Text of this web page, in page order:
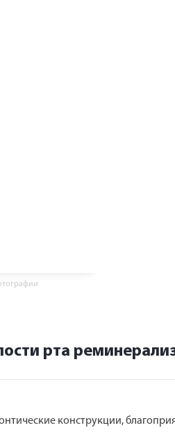
рта
конструкции,